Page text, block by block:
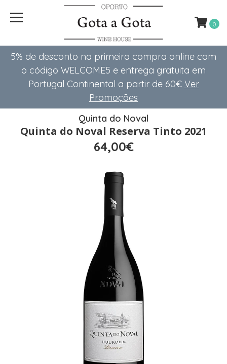
5% de desconto na primeira compra online com
o código WELCOME5 e entrega gratuita em
Portugal Continental a partir de 60€ Ver
Promoções
0
Quinta do Noval
Quinta do Noval Reserva Tinto 2021
64,00€